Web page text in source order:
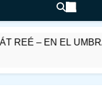
– EN EL UMBRAL